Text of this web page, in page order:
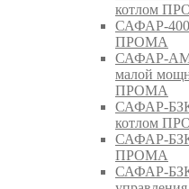
котлом
САФАР-
ПРОМА
САФАР-
малой
ПРОМА
САФАР-
котлом
САФАР-
ПРОМА
САФАР-